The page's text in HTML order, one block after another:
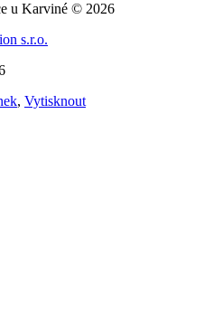
u Karviné © 2026
s.r.o.
, Vytisknout